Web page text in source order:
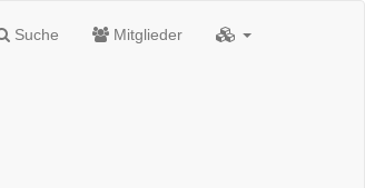
Suche Mitglieder